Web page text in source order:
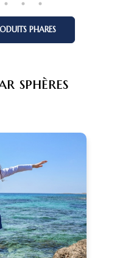
PHARES
sphères